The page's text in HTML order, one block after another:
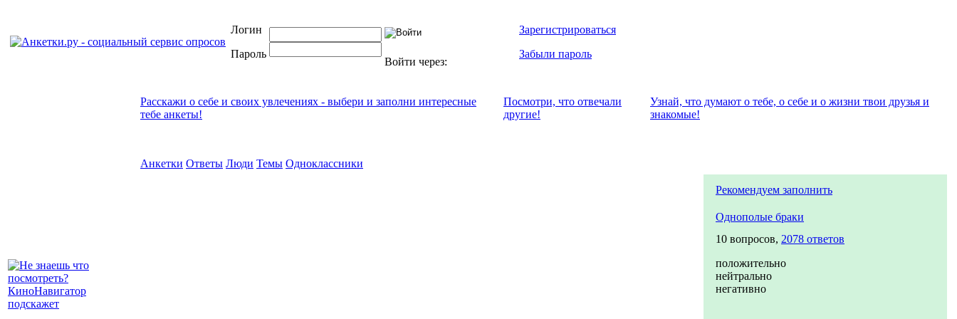
Логин
Пароль
Войти через:
Зарегистрироваться
Забыли пароль
Расскажи о себе и своих увлечениях - выбери и заполни интересные
тебе анкеты!
Посмотри, что отвeчали
другие!
Узнай, что думают о тебе, о себе и о жизни твои друзья и
знакомые!
Анкетки Ответы Люди Темы Одноклассники
Рекомендуем заполнить
Однополые браки
10 вопросов, 2078 ответов
положительно
нейтрально
негативно